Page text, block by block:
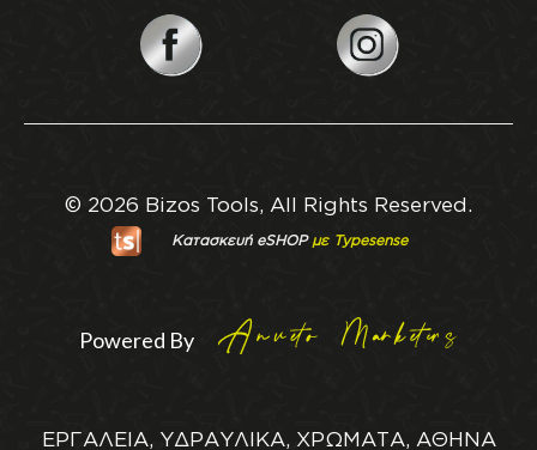
© 2026 Bizos Tools, All Rights Reserved.
Κατασκευή eSHOPμε Typesense
Powered By
ΕΡΓΑΛΕΙΑ, ΥΔΡΑΥΛΙΚΑ, ΧΡΩΜΑΤΑ, ΑΘΗΝΑ